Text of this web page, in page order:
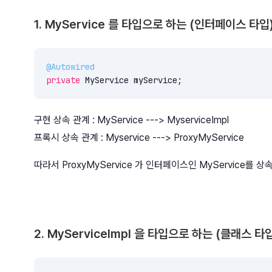
1. MyService 를 타입으로 하는 (인터페이스 타입
@Autowired
private MyService myService;
구현 상속 관계 : MyService ---> MyserviceImpl
프록시 상속 관계 : Myservice ---> ProxyMyService
따라서 ProxyMyService 가 인터페이스인 MyService를 상
2. MyServiceImpl 을 타입으로 하는 (클래스 타